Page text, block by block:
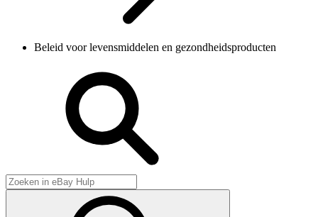
Beleid voor levensmiddelen en gezondheidsproducten